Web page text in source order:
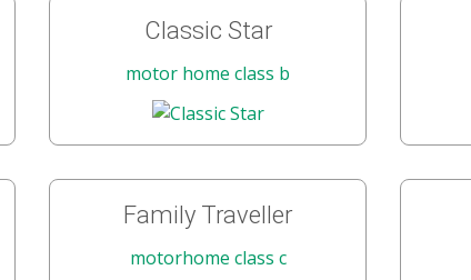
Classic Star
motor home class b
Family Traveller
motorhome class c